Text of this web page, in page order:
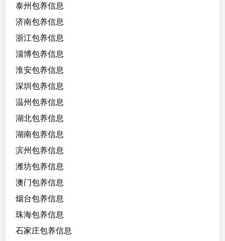
泰州包养信息
济南包养信息
浙江包养信息
淄博包养信息
淮安包养信息
深圳包养信息
温州包养信息
湖北包养信息
湖南包养信息
滨州包养信息
潍坊包养信息
澳门包养信息
烟台包养信息
珠海包养信息
石家庄包养信息